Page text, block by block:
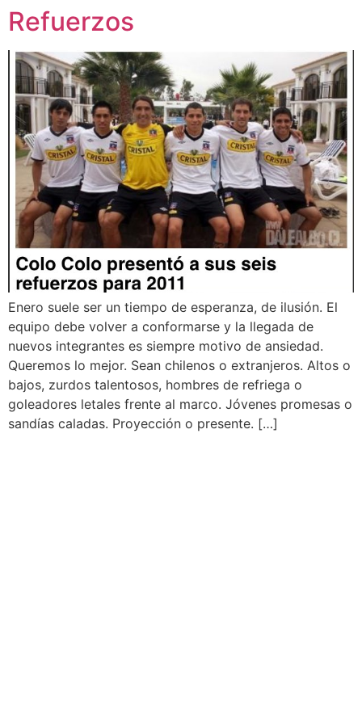
Refuerzos
Enero suele ser un tiempo de esperanza, de ilusión. El
equipo debe volver a conformarse y la llegada de
nuevos integrantes es siempre motivo de ansiedad.
Queremos lo mejor. Sean chilenos o extranjeros. Altos o
bajos, zurdos talentosos, hombres de refriega o
goleadores letales frente al marco. Jóvenes promesas o
sandías caladas. Proyección o presente. […]